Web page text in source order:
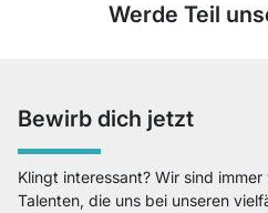
Werde Teil
Bewirb dich jetzt
Klingt interessant? Wir sind
Talenten, die uns bei unseren